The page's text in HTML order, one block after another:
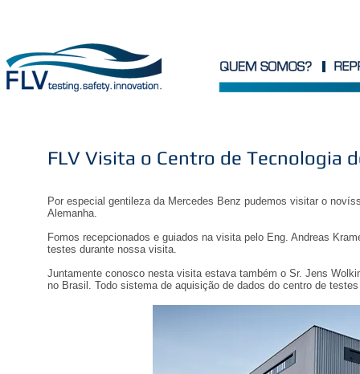
FLV Visita o Centro de Tecnologia
Por especial gentileza da Mercedes Benz pudemos visitar o
Alemanha.
Fomos recepcionados e guiados na visita pelo Eng. Andreas
testes durante nossa visita.
Juntamente conosco nesta visita estava também o Sr. Jens
no Brasil. Todo sistema de aquisição de dados do centro de